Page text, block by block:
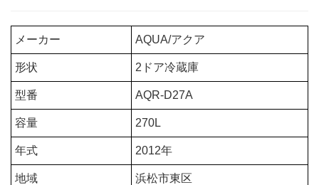
メーカー AQUA/アクア
形状 2ドア冷蔵庫
型番 AQR-D27A
容量 270L
年式 2012年
地域 浜松市東区